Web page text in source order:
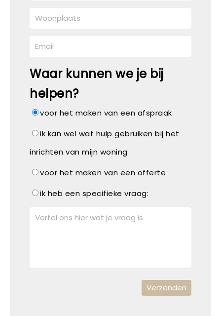
Waar kunnen we je bij
helpen?
voor het maken van een afspraak
ik kan wel wat hulp gebruiken bij het
inrichten van mijn woning
voor het maken van een offerte
ik heb een specifieke vraag: